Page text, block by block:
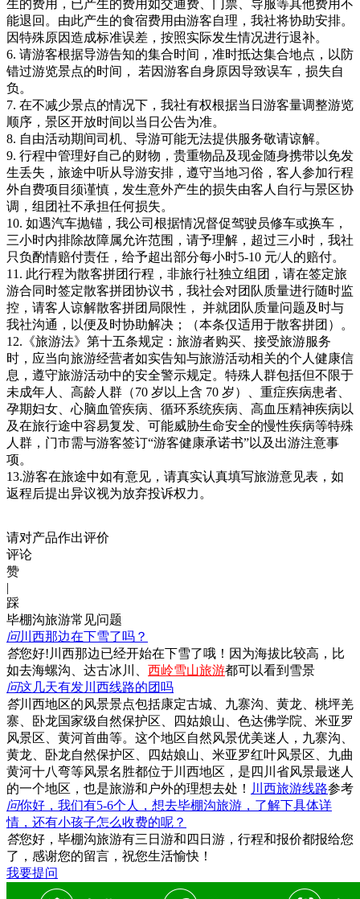
生的费用，已产生的费用如交通费、门票、导服等其他费用不
能退回。由此产生的食宿费用由游客自理，我社将协助安排。
因特殊原因造成标准误差，按照实际发生情况进行退补。
6. 请游客根据导游告知的集合时间，准时抵达集合地点，以防
错过游览景点的时间， 若因游客自身原因导致误车，损失自
负。
7. 在不减少景点的情况下，我社有权根据当日游客量调整游览
顺序，景区开放时间以当日公告为准。
8. 自由活动期间司机、导游可能无法提供服务敬请谅解。
9. 行程中管理好自己的财物，贵重物品及现金随身携带以免发
生丢失，旅途中听从导游安排，遵守当地习俗，客人参加行程
外自费项目须谨慎，发生意外产生的损失由客人自行与景区协
调，组团社不承担任何损失。
10. 如遇汽车抛锚，我公司根据情况督促驾驶员修车或换车，
三小时内排除故障属允许范围，请予理解，超过三小时，我社
只负酌情赔付责任，给予超出部分每小时5-10 元/人的赔付。
11. 此行程为散客拼团行程，非旅行社独立组团，请在签定旅
游合同时签定散客拼团协议书，我社会对团队质量进行随时监
控，请客人谅解散客拼团局限性， 并就团队质量问题及时与
我社沟通，以便及时协助解决；（本条仅适用于散客拼团）。
12.《旅游法》第十五条规定：旅游者购买、接受旅游服务
时，应当向旅游经营者如实告知与旅游活动相关的个人健康信
息，遵守旅游活动中的安全警示规定。特殊人群包括但不限于
未成年人、高龄人群（70 岁以上含 70 岁）、重症疾病患者、
孕期妇女、心脑血管疾病、循环系统疾病、高血压精神疾病以
及在旅行途中容易复发、可能威胁生命安全的慢性疾病等特殊
人群，门市需与游客签订“游客健康承诺书”以及出游注意事
项。
13.游客在旅途中如有意见，请真实认真填写旅游意见表，如
返程后提出异议视为放弃投诉权力。
请对产品作出评价
评论
赞
|
踩
毕棚沟旅游常见问题
问川西那边在下雪了吗？
答您好!川西那边已经开始在下雪了哦！因为海拔比较高，比
如去海螺沟、达古冰川、 西岭雪山旅游都可以看到雪景
问这几天有发川西线路的团吗
答川西地区的风景景点包括康定古城、九寨沟、黄龙、桃坪羌
寨、卧龙国家级自然保护区、四姑娘山、色达佛学院、米亚罗
风景区、黄河首曲等。这个地区自然风景优美迷人，九寨沟、
黄龙、卧龙自然保护区、四姑娘山、米亚罗红叶风景区、九曲
黄河十八弯等风景名胜都位于川西地区，是四川省风景最迷人
的一个地区，也是旅游和户外的理想去处！ 川西旅游线路参考
问你好，我们有5-6个人，想去毕棚沟旅游，了解下具体详
情，还有小孩子怎么收费的呢？
答您好，毕棚沟旅游有三日游和四日游，行程和报价都报给您
了，感谢您的留言，祝您生活愉快！
我要提问